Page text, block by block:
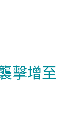
擊增至